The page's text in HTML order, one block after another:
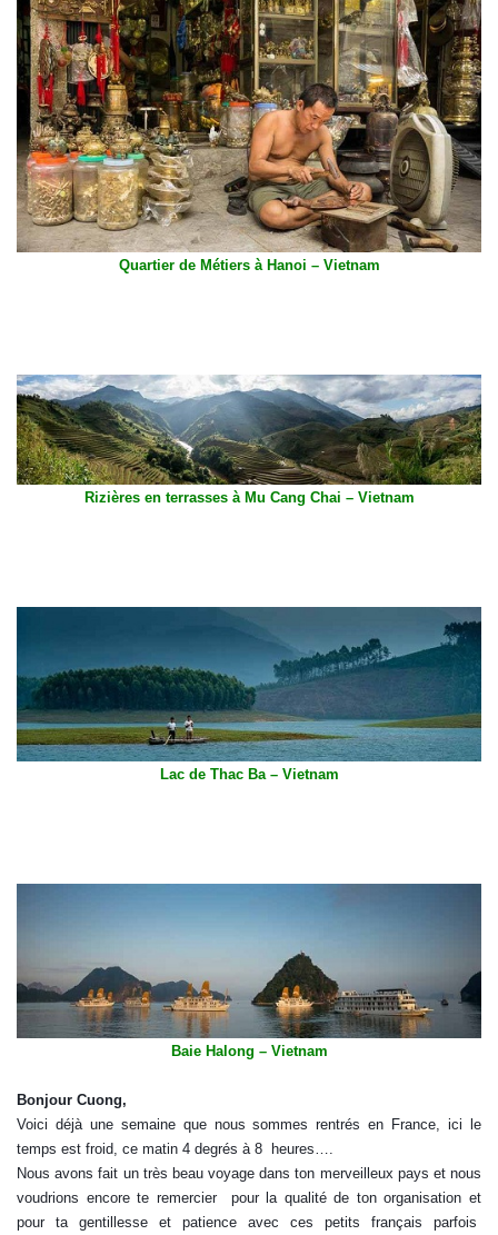
Quartier de Métiers à Hanoi – Vietnam
Rizières en terrasses à Mu Cang Chai – Vietnam
Lac de Thac Ba – Vietnam
Baie Halong – Vietnam
Bonjour Cuong,
Voici déjà une semaine que nous sommes rentrés en France, ici le
temps est froid, ce matin 4 degrés à 8 heures….
Nous avons fait un très beau voyage dans ton merveilleux pays et nous
voudrions encore te remercier pour la qualité de ton organisation et
pour ta gentillesse et patience avec ces petits français parfois